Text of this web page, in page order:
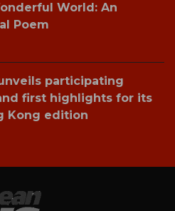
World: An
Poem
participating
first highlights for its
Kong edition